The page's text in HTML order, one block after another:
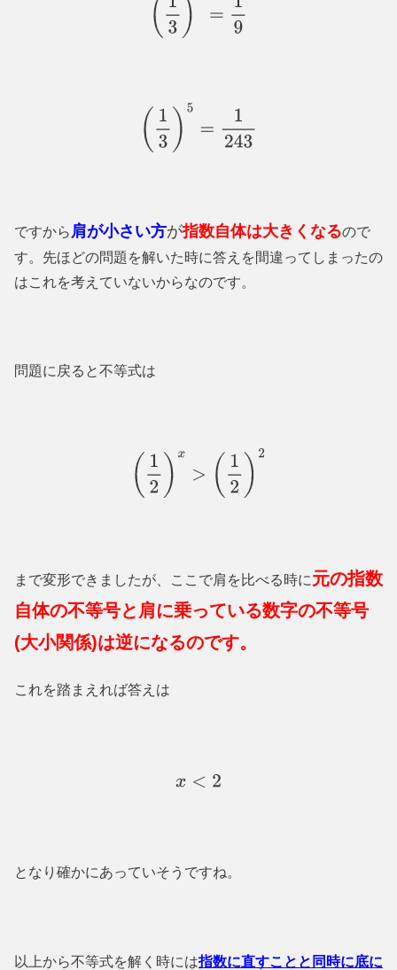
(1 3) 2
(1 3) 5 243
ですから 肩が小さい方が指数自体は大きくなるので
す。先ほどの問題を解いた時に答えを間違ってしまったの
はこれを考えていないからなのです。
問題に戻ると不等式は
( 12) 12 2
まで変形できましたが、ここで肩を比べる時に元の指数
自体の不等号と肩に乗っている数字の不等号
(大小関係)は逆になるのです。
これを踏まえれば答えは
x <2
となり確かにあっていそうですね。
以上から不等式を解く時には指数に直すことと同時に底に